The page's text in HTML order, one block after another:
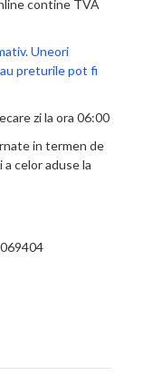
contine TVA
Uneori
preturile pot fi
zi la ora 06:00
in termen de
celor aduse la